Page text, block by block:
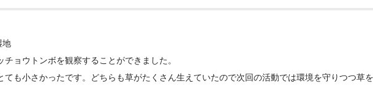
地
ョウトンボを観察することができました。
も小さかったです。どちらも草がたくさん生えていたので次回の活動では環境を守りつつ草を